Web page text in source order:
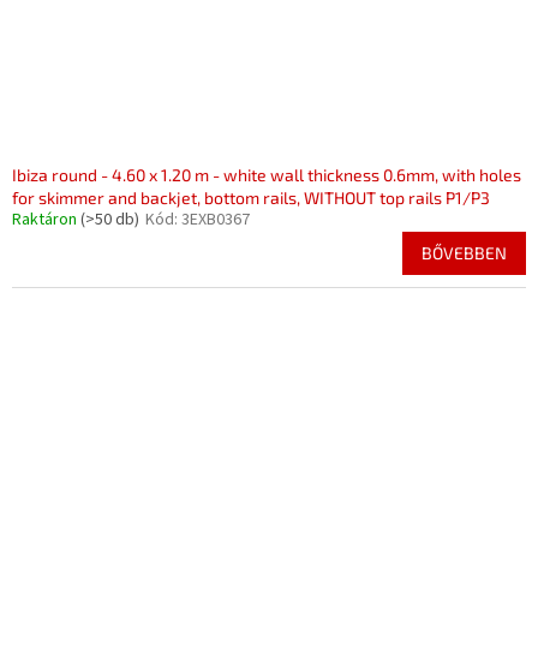
Ibiza round - 4.60 x 1.20 m - white wall thickness 0.6mm, with holes
for skimmer and backjet, bottom rails, WITHOUT top rails P1/P3
Raktáron (>50 db) Kód: 3EXB0367
BŐVEBBEN